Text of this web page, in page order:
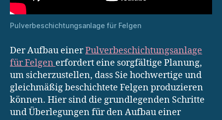
Pulverbeschichtungsanlage für Felgen
Der Aufbau einerPulverbeschichtungsanlage
für Felgen erfordert eine sorgfältige Planung,
um sicherzustellen, dass Sie hochwertige und
gleichmäßig beschichtete Felgen produzieren
können. Hier sind die grundlegenden Schritte
und Überlegungen für den Aufbau einer